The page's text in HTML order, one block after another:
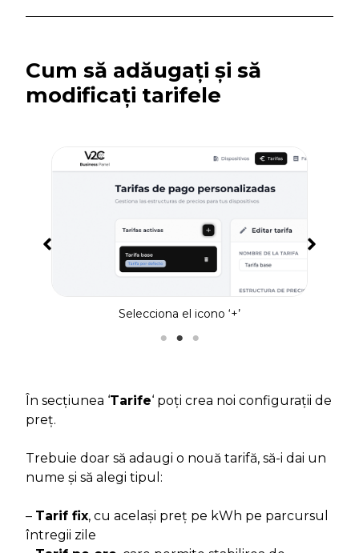
Cum să adăugați și să
modificați tarifele
Selecciona el icono ‘+’
În secțiunea ‘Tarife‘ poți crea noi configurații de
preț.
Trebuie doar să adaugi o nouă tarifă, să-i dai un
nume și să alegi tipul:
– Tarif fix, cu același preț pe kWh pe parcursul
întregii zile